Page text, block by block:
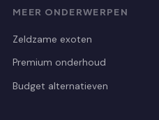
MEER ONDERWERPEN
Zeldzame exoten
Premium onderhoud
Budget alternatieven